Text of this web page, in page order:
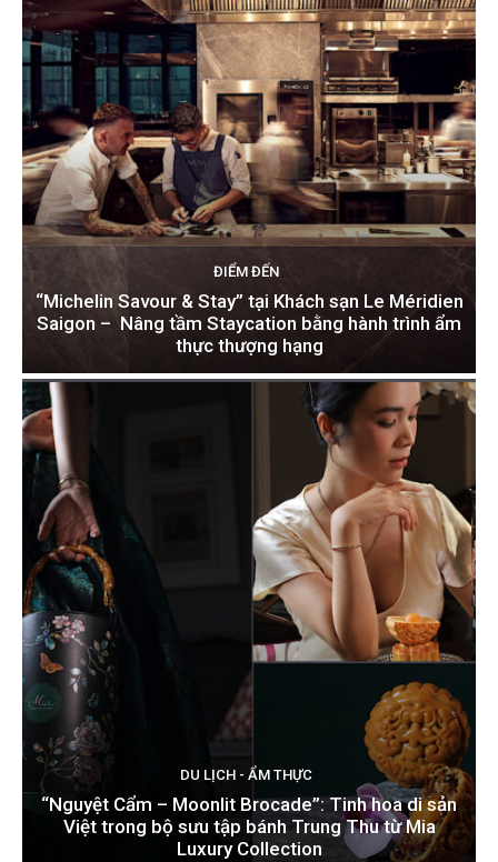
ĐIỂM ĐẾN
“Michelin Savour & Stay” tại Khách sạn Le Méridien
Saigon – Nâng tầm Staycation bằng hành trình ẩm
thực thượng hạng
DU LỊCH - ẨM THỰC
“Nguyệt Cẩm – Moonlit Brocade”: Tinh hoa di sản
Việt trong bộ sưu tập bánh Trung Thu từ Mia
Luxury Collection